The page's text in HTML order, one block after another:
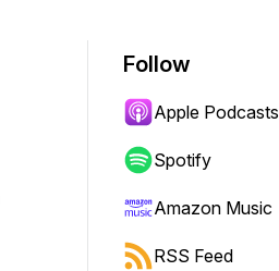
Follow
Apple Podcasts
Spotify
Amazon Music
RSS Feed